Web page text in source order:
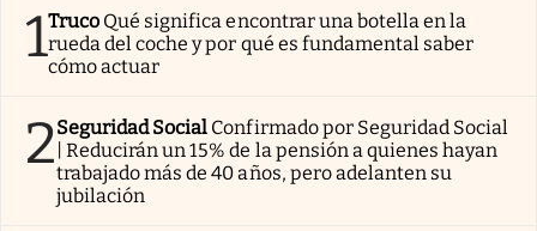
1Truco Qué significa encontrar una botella en la
rueda del coche y por qué es fundamental saber
cómo actuar
2Seguridad Social Confirmado por Seguridad Social
| Reducirán un 15% de la pensión a quienes hayan
trabajado más de 40 años, pero adelanten su
jubilación